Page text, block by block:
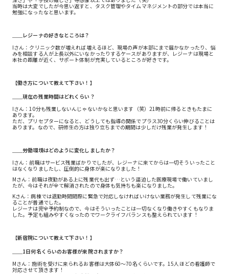
当時は大変でしたが今思い返すと、タスク管理やタイムマネジメントの部分では本当に
勉強になったなと思います。
＿＿レジーナの好きなところは？
Iさん：クリニック数が増えれば増えるほど、現場の声が本部にまで届かなかったり、悩
みを相談する人が上長以外にいなかったりするケースがありますが、レジーナは現場と
本社の距離が近く、サポート体制が充実しているところが好きです。
【働き方について教えて下さい！】
＿＿現在の残業時間はどれくらい？
Iさん：10分も残業しないんじゃないかなと思います（笑）21時前に帰るときもたまに
あります。
ただ、プリセプターになると、どうしても指導の関係でプラス30分くらい伸びることは
あります。なので、研修生の方は独り立ちまでの期間は少しだけ残業が発生します！
＿＿労働環境はどのように変化しましたか？
Iさん：前職はサービス残業ばかりでしたが、レジーナに来てからは一切そういったこと
はなくなりましたし、圧倒的に身体が楽になりました！
Mさん：前職は夜勤がある上に残業代も出ず…という逼迫した医療現場で働いていまし
たが、今はそれが全て解消されたので身体も気持ちも楽になりました。
Kさん：病棟では退勤時間間際に緊急で対応しなければいけない業務が発生して残業にな
ることが普通でした。
レジーナは完全予約制なので、今はそういったことは一切なくなり働きやすくもなりま
した。予定も組みやすくなったのでワークライフバランスも整えられています！
【新宿院について教えて下さい！】
＿＿1日何名くらいのお客様が来院されますか？
Mさん：施術を受けに来られるお客様は大体60〜70名くらいです。15人ほどの看護師で
対応させて頂きます！